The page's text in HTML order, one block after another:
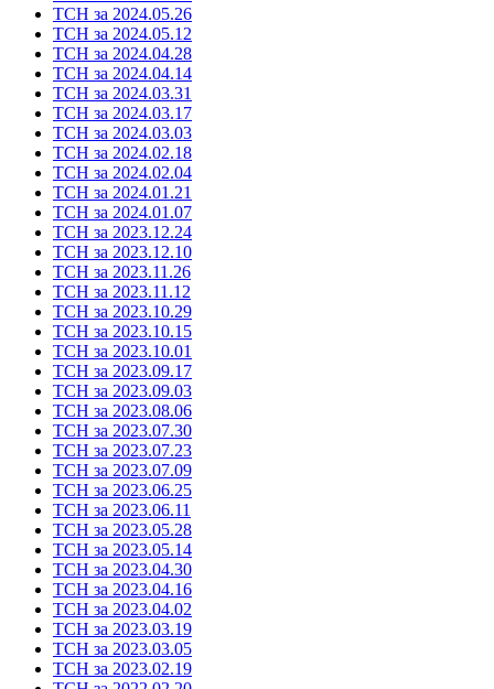
ТСН за 2024.05.26
ТСН за 2024.05.12
ТСН за 2024.04.28
ТСН за 2024.04.14
ТСН за 2024.03.31
ТСН за 2024.03.17
ТСН за 2024.03.03
ТСН за 2024.02.18
ТСН за 2024.02.04
ТСН за 2024.01.21
ТСН за 2024.01.07
ТСН за 2023.12.24
ТСН за 2023.12.10
ТСН за 2023.11.26
ТСН за 2023.11.12
ТСН за 2023.10.29
ТСН за 2023.10.15
ТСН за 2023.10.01
ТСН за 2023.09.17
ТСН за 2023.09.03
ТСН за 2023.08.06
ТСН за 2023.07.30
ТСН за 2023.07.23
ТСН за 2023.07.09
ТСН за 2023.06.25
ТСН за 2023.06.11
ТСН за 2023.05.28
ТСН за 2023.05.14
ТСН за 2023.04.30
ТСН за 2023.04.16
ТСН за 2023.04.02
ТСН за 2023.03.19
ТСН за 2023.03.05
ТСН за 2023.02.19